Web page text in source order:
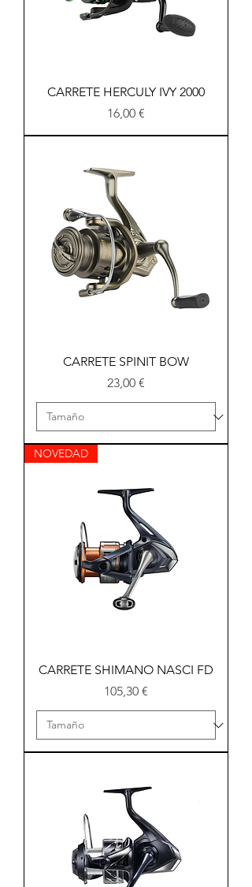
CARRETE HERCULY IVY 2000
Precio
16,00 €
CARRETE SPINIT BOW
Precio
23,00 €
NOVEDAD
CARRETE SHIMANO NASCI FD
Precio
105,30 €